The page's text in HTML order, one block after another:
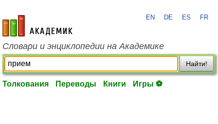
academic.ru
EN DE ES FR
Словари и энциклопедии на Академике
Найти!
Толкования Переводы Книги Игры ⚽